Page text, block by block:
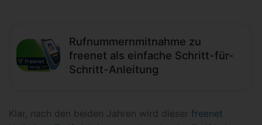
Rufnummernmitnahme zu
freenet als einfache Schritt-für-
Schritt-Anleitung
Klar, nach den beiden Jahren wird dieser freenet